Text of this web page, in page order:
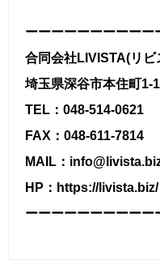
ーーーーーーーーーー
合同会社LIVISTA(リビ
埼玉県深谷市本住町1-
TEL：048-514-0621
FAX：048-611-7814
MAIL：
HP：https://livista.biz/
ーーーーーーーーーー